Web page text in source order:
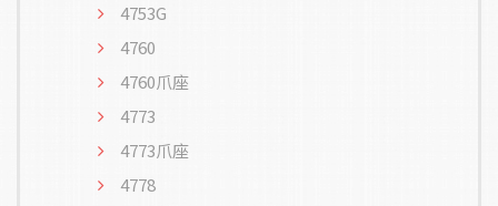
4753G
4760
4760爪座
4773
4773爪座
4778